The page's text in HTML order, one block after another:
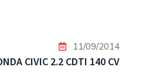
11/09/2014
CIVIC 2.2 CDTI 140 CV